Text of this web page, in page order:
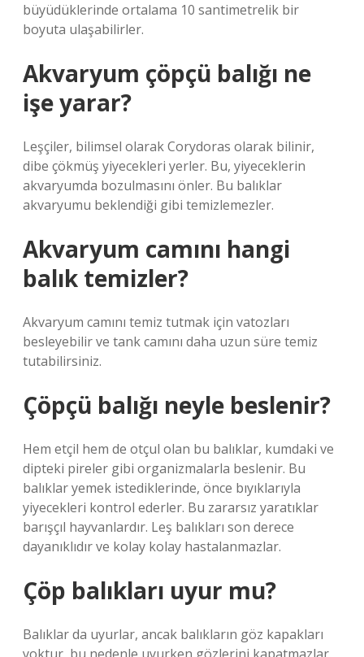
büyüdüklerinde ortalama 10 santimetrelik bir
boyuta ulaşabilirler.
Akvaryum çöpçü balığı ne
işe yarar?
Leşçiler, bilimsel olarak Corydoras olarak bilinir,
dibe çökmüş yiyecekleri yerler. Bu, yiyeceklerin
akvaryumda bozulmasını önler. Bu balıklar
akvaryumu beklendiği gibi temizlemezler.
Akvaryum camını hangi
balık temizler?
Akvaryum camını temiz tutmak için vatozları
besleyebilir ve tank camını daha uzun süre temiz
tutabilirsiniz.
Çöpçü balığı neyle beslenir?
Hem etçil hem de otçul olan bu balıklar, kumdaki ve
dipteki pireler gibi organizmalarla beslenir. Bu
balıklar yemek istediklerinde, önce bıyıklarıyla
yiyecekleri kontrol ederler. Bu zararsız yaratıklar
barışçıl hayvanlardır. Leş balıkları son derece
dayanıklıdır ve kolay kolay hastalanmazlar.
Çöp balıkları uyur mu?
Balıklar da uyurlar, ancak balıkların göz kapakları